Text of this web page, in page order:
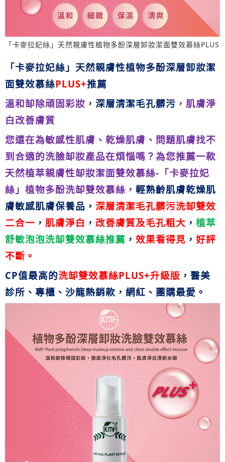
「卡麥拉妃絲」天然親膚性植物多酚深層卸妝潔面雙效慕絲PLUS
「卡麥拉妃絲」天然親膚性植物多酚深層卸妝潔
面雙效慕絲PLUS+推薦
溫和缷除頑固彩妝 ， 深層清潔毛孔髒污 ，肌膚淨
白改善膚質
您還在為敏感性肌膚 、 乾燥肌膚 、 問題肌膚找不
到合適的洗臉缷妝產品在煩惱嗎 ？ 為您推薦一款
天然植萃親膚性缷妝潔面雙效慕絲- 「卡麥拉妃
絲 」 植物多酚洗缷雙效慕絲 ， 輕熟齡肌膚乾燥肌
膚敏感肌膚保養品 ， 深層清潔毛孔髒污洗缷雙效
二合一 ， 肌膚淨白 ， 改善膚質及毛孔粗大 ， 植萃
舒敏泡泡洗缷雙效慕絲推薦 ， 效果看得見 ， 好評
不斷 。
CP值最高的洗缷雙效慕絲PLUS+升級版 ，醫美
診所、專櫃、沙龍熱銷款，網紅、團購最愛 。